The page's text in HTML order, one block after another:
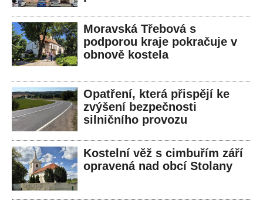
Moravská Třebová s
podporou kraje pokračuje v
obnově kostela
Opatření, která přispějí ke
zvýšení bezpečnosti
silničního provozu
Kostelní věž s cimbuřím září
opravená nad obcí Stolany